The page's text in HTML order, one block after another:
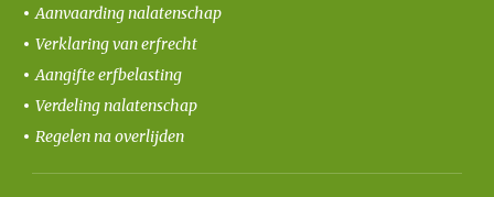
Aanvaarding nalatenschap
Verklaring van erfrecht
Aangifte erfbelasting
Verdeling nalatenschap
Regelen na overlijden